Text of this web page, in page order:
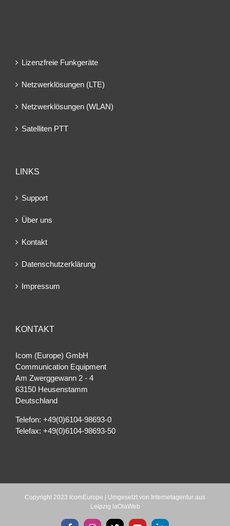
Lizenzfreie Funkgeräte
Netzwerklösungen (LTE)
Netzwerklösungen (WLAN)
Satelliten PTT
LINKS
Support
Über uns
Kontakt
Datenschutzerklärung
Impressum
KONTAKT
Icom (Europe) GmbH
Communication Equipment
Am Zwerggewann 2 ‐ 4
63150 Heusenstamm
Deutschland
Telefon: +49(0)6104-98693-0
Telefax: +49(0)6104-98693-50
Copyright 2023 IcomEurope | Umgesetzt von Internetagentur aus
Leipzig laOlaWeb